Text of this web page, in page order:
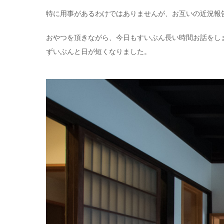
特に用事があるわけではありませんが、お互いの近況
おやつを頂きながら、今日もすいぶん長い時間お話を
ずいぶんと日が短くなりました。